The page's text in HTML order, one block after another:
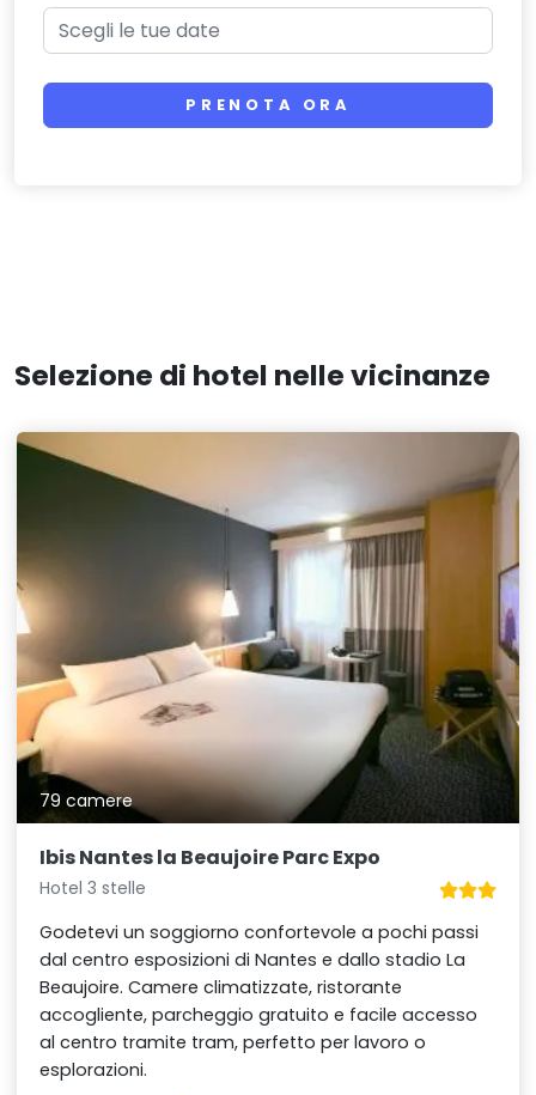
PRENOTA ORA
Selezione di hotel nelle vicinanze
79 camere
Ibis Nantes la Beaujoire Parc Expo
Hotel 3 stelle
Godetevi un soggiorno confortevole a pochi passi
dal centro esposizioni di Nantes e dallo stadio La
Beaujoire. Camere climatizzate, ristorante
accogliente, parcheggio gratuito e facile accesso
al centro tramite tram, perfetto per lavoro o
esplorazioni.